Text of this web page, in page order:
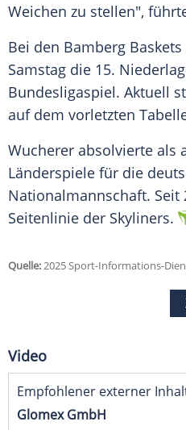
Weichen zu stellen",
Bei den Bamberg
Samstag die 15.
Bundesligaspiel. Aktuell
auf dem vorletzten
Wucherer absolvierte als
Länderspiele für die
Nationalmannschaft. Seit
Seitenlinie der Skyliners.
Quelle:2025 Sport-Informations-
Video
Empfohlener externer
Glomex GmbH